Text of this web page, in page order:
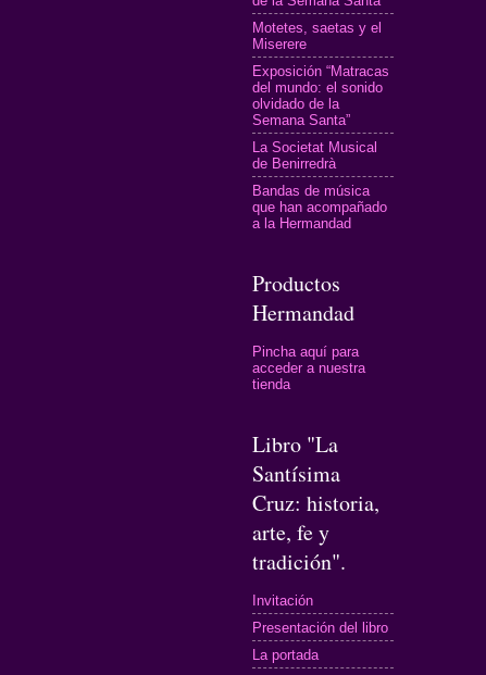
Motetes, saetas y el
Miserere
Exposición “Matracas
del mundo: el sonido
olvidado de la
Semana Santa”
La Societat Musical
de Benirredrà
Bandas de música
que han acompañado
a la Hermandad
Productos
Hermandad
Pincha aquí para
acceder a nuestra
tienda
Libro "La
Santísima
Cruz: historia,
arte, fe y
tradición".
Invitación
Presentación del libro
La portada